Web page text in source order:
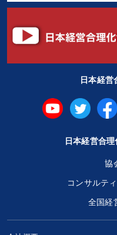
日本経営
日本経営合
協
コンサルテ
全国経